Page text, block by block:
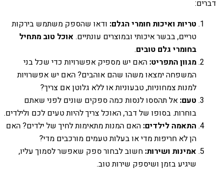
דברים:
טריות ואיכות חומרי הגלם: ודאו שהספק משתמש בירקות
טריים, בבשר איכותי ובמוצרים עונתיים. אוכל טוב מתחיל
בחומרי גלם טובים.
מגוון התפריט: האם יש מספיק אפשרויות כדי שכל בני
המשפחה ימצאו משהו שהם אוהבים? האם יש אפשרויות
למנות צמחוניות, טבעוניות או ללא גלוטן אם צריך?
טעם: אל תהססו לנסות כמה ספקים שונים לפני שאתם
בוחרות. בסופו של דבר, האוכל צריך להיות טעים לכם ולילדים.
התאמה לילדים: האם המנות מתאימות לחיך של ילדים? האם
הן לא חריפות מדי או בעלות טעמים מורכבים מדי?
אמינות ושירות: חשוב לבחור ספק שאפשר לסמוך עליו,
שיגיע בזמן ושיספק שירות טוב.